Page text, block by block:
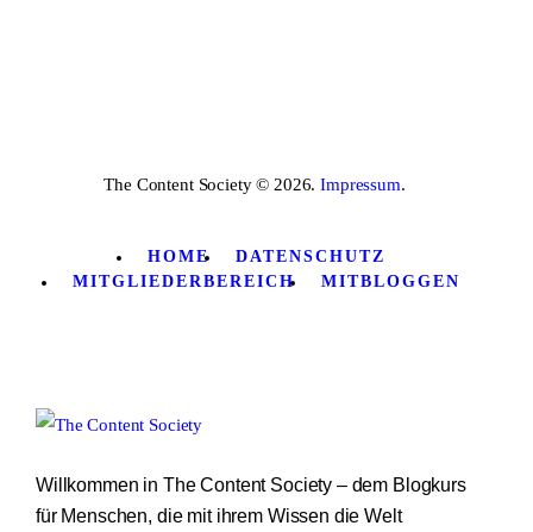
The Content Society © 2026.Impressum.
HOME
DATENSCHUTZ
MITGLIEDERBEREICH
MITBLOGGEN
Willkommen in The Content Society – dem Blogkurs
für Menschen, die mit ihrem Wissen die Welt